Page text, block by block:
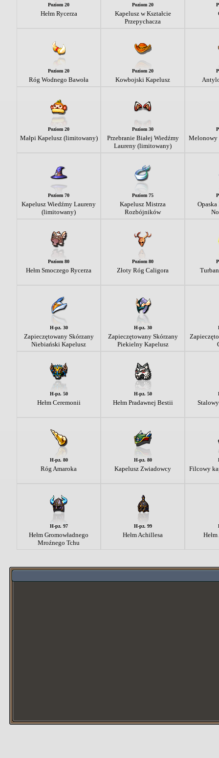
Poziom 20
Hełm Rycerza
Poziom 20
Kapelusz w Kształcie
Przepychacza
Poziom 20
Róg Wodnego Bawoła
Poziom 20
Kowbojski Kapelusz
Poziom 20
Małpi Kapelusz (limitowany)
Poziom 30
Przebranie Białej Wiedźmy
Laureny (limitowany)
Melonowy
Poziom 70
Kapelusz Wiedźmy Laureny
(limitowany)
Poziom 75
Kapelusz Mistrza
Rozbójników
Poziom 80
Hełm Smoczego Rycerza
Poziom 80
Złoty Róg Caligora
H-pz. 30
Zapieczętowany Skórzany
Niebiański Kapelusz
H-pz. 30
Zapieczętowany Skórzany
Piekielny Kapelusz
H-pz. 50
Hełm Ceremonii
H-pz. 50
Hełm Pradawnej Bestii Stalowy
H-pz. 80
Róg Amaroka
H-pz. 80
Kapelusz Zwiadowcy Filcowy
H-pz. 97
Hełm Gromowładnego
Mroźnego Tchu
H-pz. 99
Hełm Achillesa